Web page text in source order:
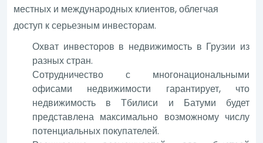
местных и международных клиентов, облегчая
доступ к серьезным инвесторам.
Охват инвесторов в недвижимость в Грузии из
разных стран.
Сотрудничество с многонациональными
офисами недвижимости гарантирует, что
недвижимость в Тбилиси и Батуми будет
представлена максимально возможному числу
потенциальных покупателей.